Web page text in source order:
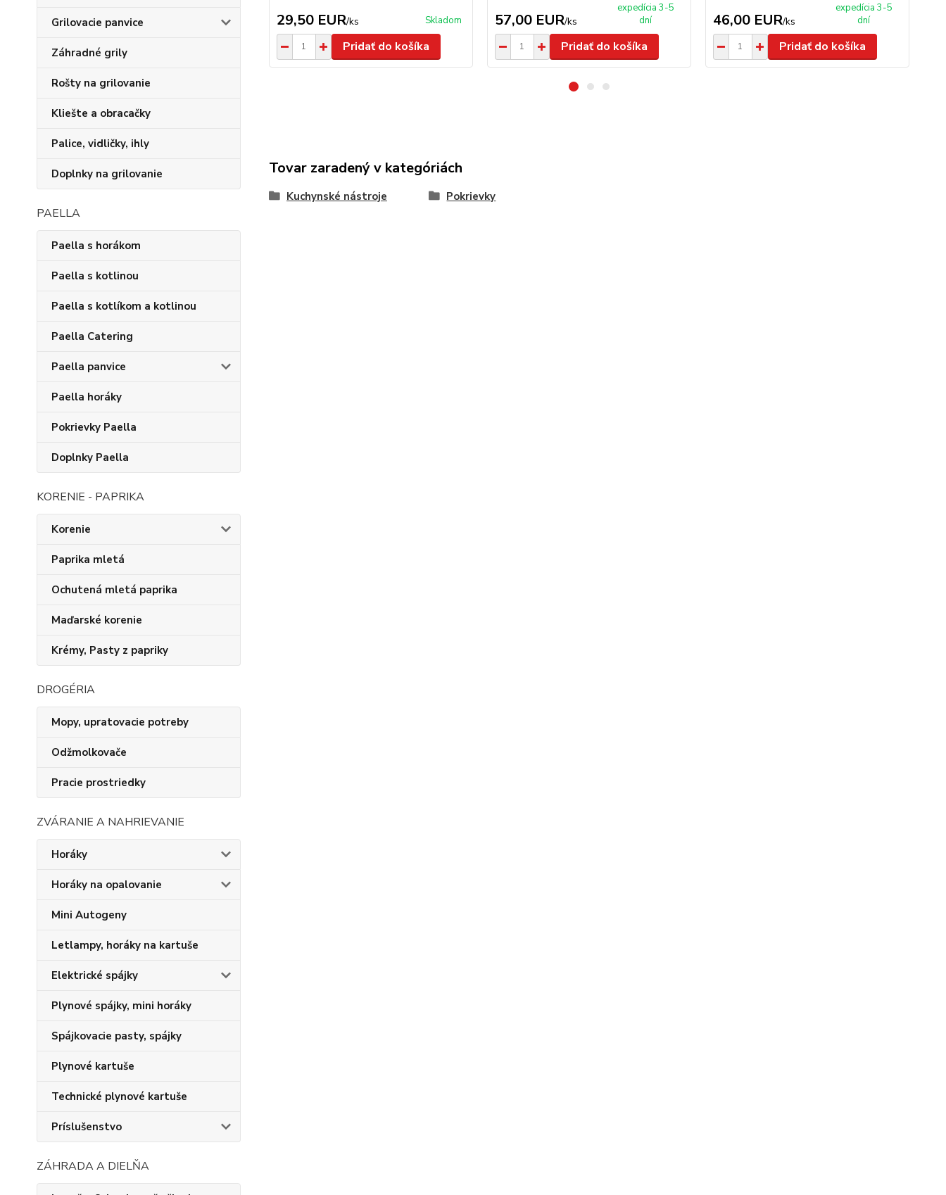
Grilovacie panvice
Záhradné grily
Rošty na grilovanie
Kliešte a obracačky
Palice, vidličky, ihly
Doplnky na grilovanie
PAELLA
Paella s horákom
Paella s kotlinou
Paella s kotlíkom a kotlinou
Paella Catering
Paella panvice
Paella horáky
Pokrievky Paella
Doplnky Paella
KORENIE - PAPRIKA
Korenie
Paprika mletá
Ochutená mletá paprika
Maďarské korenie
Krémy, Pasty z papriky
DROGÉRIA
Mopy, upratovacie potreby
Odžmolkovače
Pracie prostriedky
ZVÁRANIE A NAHRIEVANIE
Horáky
Horáky na opalovanie
Mini Autogeny
Letlampy, horáky na kartuše
Elektrické spájky
Plynové spájky, mini horáky
Spájkovacie pasty, spájky
Plynové kartuše
Technické plynové kartuše
Príslušenstvo
ZÁHRADA A DIELŇA
29,50 EUR/ks Skladom
Pridať do košíka
57,00 EUR/ks
expedícia 3-5
dní
Pridať do košíka
46,00 EUR/ks
expedícia 3-5
dní
Pridať do košíka
Tovar zaradený v kategóriách
Kuchynské nástroje Pokrievky